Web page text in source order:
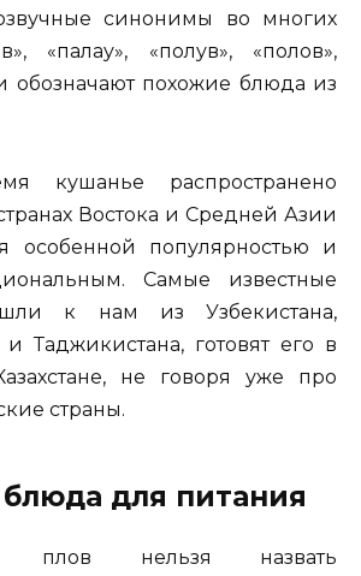
синонимы во многих
«палау», «полув», «полов»,
обозначают похожие блюда из
кушанье распространено
Востока и Средней Азии
особенной популярностью и
Самые известные
к нам из Узбекистана,
Таджикистана, готовят его в
не говоря уже про
страны.
для питания
плов нельзя назвать